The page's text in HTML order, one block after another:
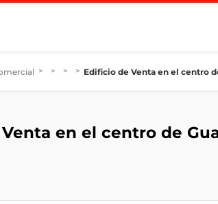
> > > > Edificio de Venta en el centro
en el centro de